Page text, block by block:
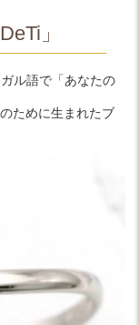
」
ル語で「あなたの
ために生まれたブ